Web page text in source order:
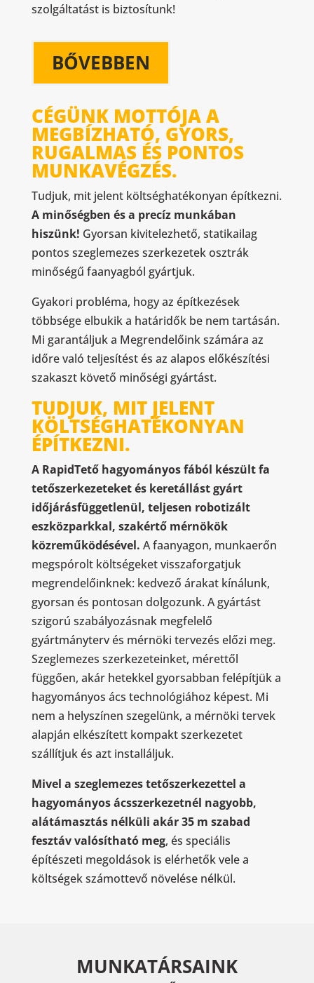
szolgáltatást is biztosítunk!
BŐVEBBEN
CÉGÜNK MOTTÓJA A
MEGBÍZHATÓ, GYORS,
RUGALMAS ÉS PONTOS
MUNKAVÉGZÉS.
Tudjuk, mit jelent költséghatékonyan építkezni.
A minőségben és a precíz munkában
hiszünk! Gyorsan kivitelezhető, statikailag
pontos szeglemezes szerkezetek osztrák
minőségű faanyagból gyártjuk.
Gyakori probléma, hogy az építkezések
többsége elbukik a határidők be nem tartásán.
Mi garantáljuk a Megrendelőink számára az
időre való teljesítést és az alapos előkészítési
szakaszt követő minőségi gyártást.
TUDJUK, MIT JELENT
KÖLTSÉGHATÉKONYAN
ÉPÍTKEZNI.
A RapidTető hagyományos fából készült fa
tetőszerkezeteket és keretállást gyárt
időjárásfüggetlenül, teljesen robotizált
eszközparkkal, szakértő mérnökök
közreműködésével. A faanyagon, munkaerőn
megspórolt költségeket visszaforgatjuk
megrendelőinknek: kedvező árakat kínálunk,
gyorsan és pontosan dolgozunk. A gyártást
szigorú szabályozásnak megfelelő
gyártmányterv és mérnöki tervezés előzi meg.
Szeglemezes szerkezeteinket, mérettől
függően, akár hetekkel gyorsabban felépítjük a
hagyományos ács technológiához képest. Mi
nem a helyszínen szegelünk, a mérnöki tervek
alapján elkészített kompakt szerkezetet
szállítjuk és azt installáljuk.
Mivel a szeglemezes tetőszerkezettel a
hagyományos ácsszerkezetnél nagyobb,
alátámasztás nélküli akár 35 m szabad
fesztáv valósítható meg, és speciális
építészeti megoldások is elérhetők vele a
költségek számottevő növelése nélkül.
MUNKATÁRSAINK